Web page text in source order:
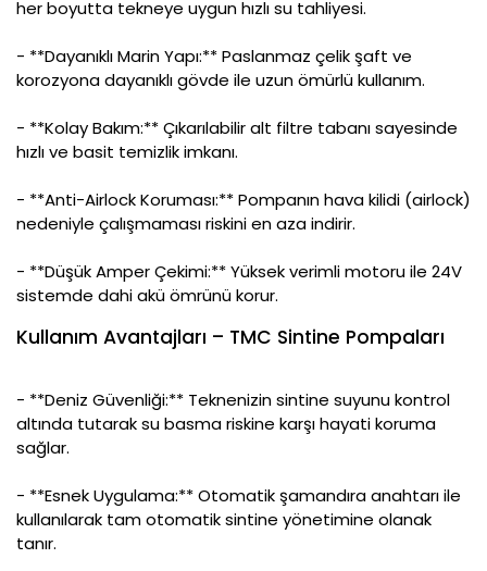
her boyutta tekneye uygun hızlı su tahliyesi.
- **Dayanıklı Marin Yapı:** Paslanmaz çelik şaft ve
korozyona dayanıklı gövde ile uzun ömürlü kullanım.
- **Kolay Bakım:** Çıkarılabilir alt filtre tabanı sayesinde
hızlı ve basit temizlik imkanı.
- **Anti-Airlock Koruması:** Pompanın hava kilidi (airlock)
nedeniyle çalışmaması riskini en aza indirir.
- **Düşük Amper Çekimi:** Yüksek verimli motoru ile 24V
sistemde dahi akü ömrünü korur.
Kullanım Avantajları – TMC Sintine Pompaları
- **Deniz Güvenliği:** Teknenizin sintine suyunu kontrol
altında tutarak su basma riskine karşı hayati koruma
sağlar.
- **Esnek Uygulama:** Otomatik şamandıra anahtarı ile
kullanılarak tam otomatik sintine yönetimine olanak
tanır.